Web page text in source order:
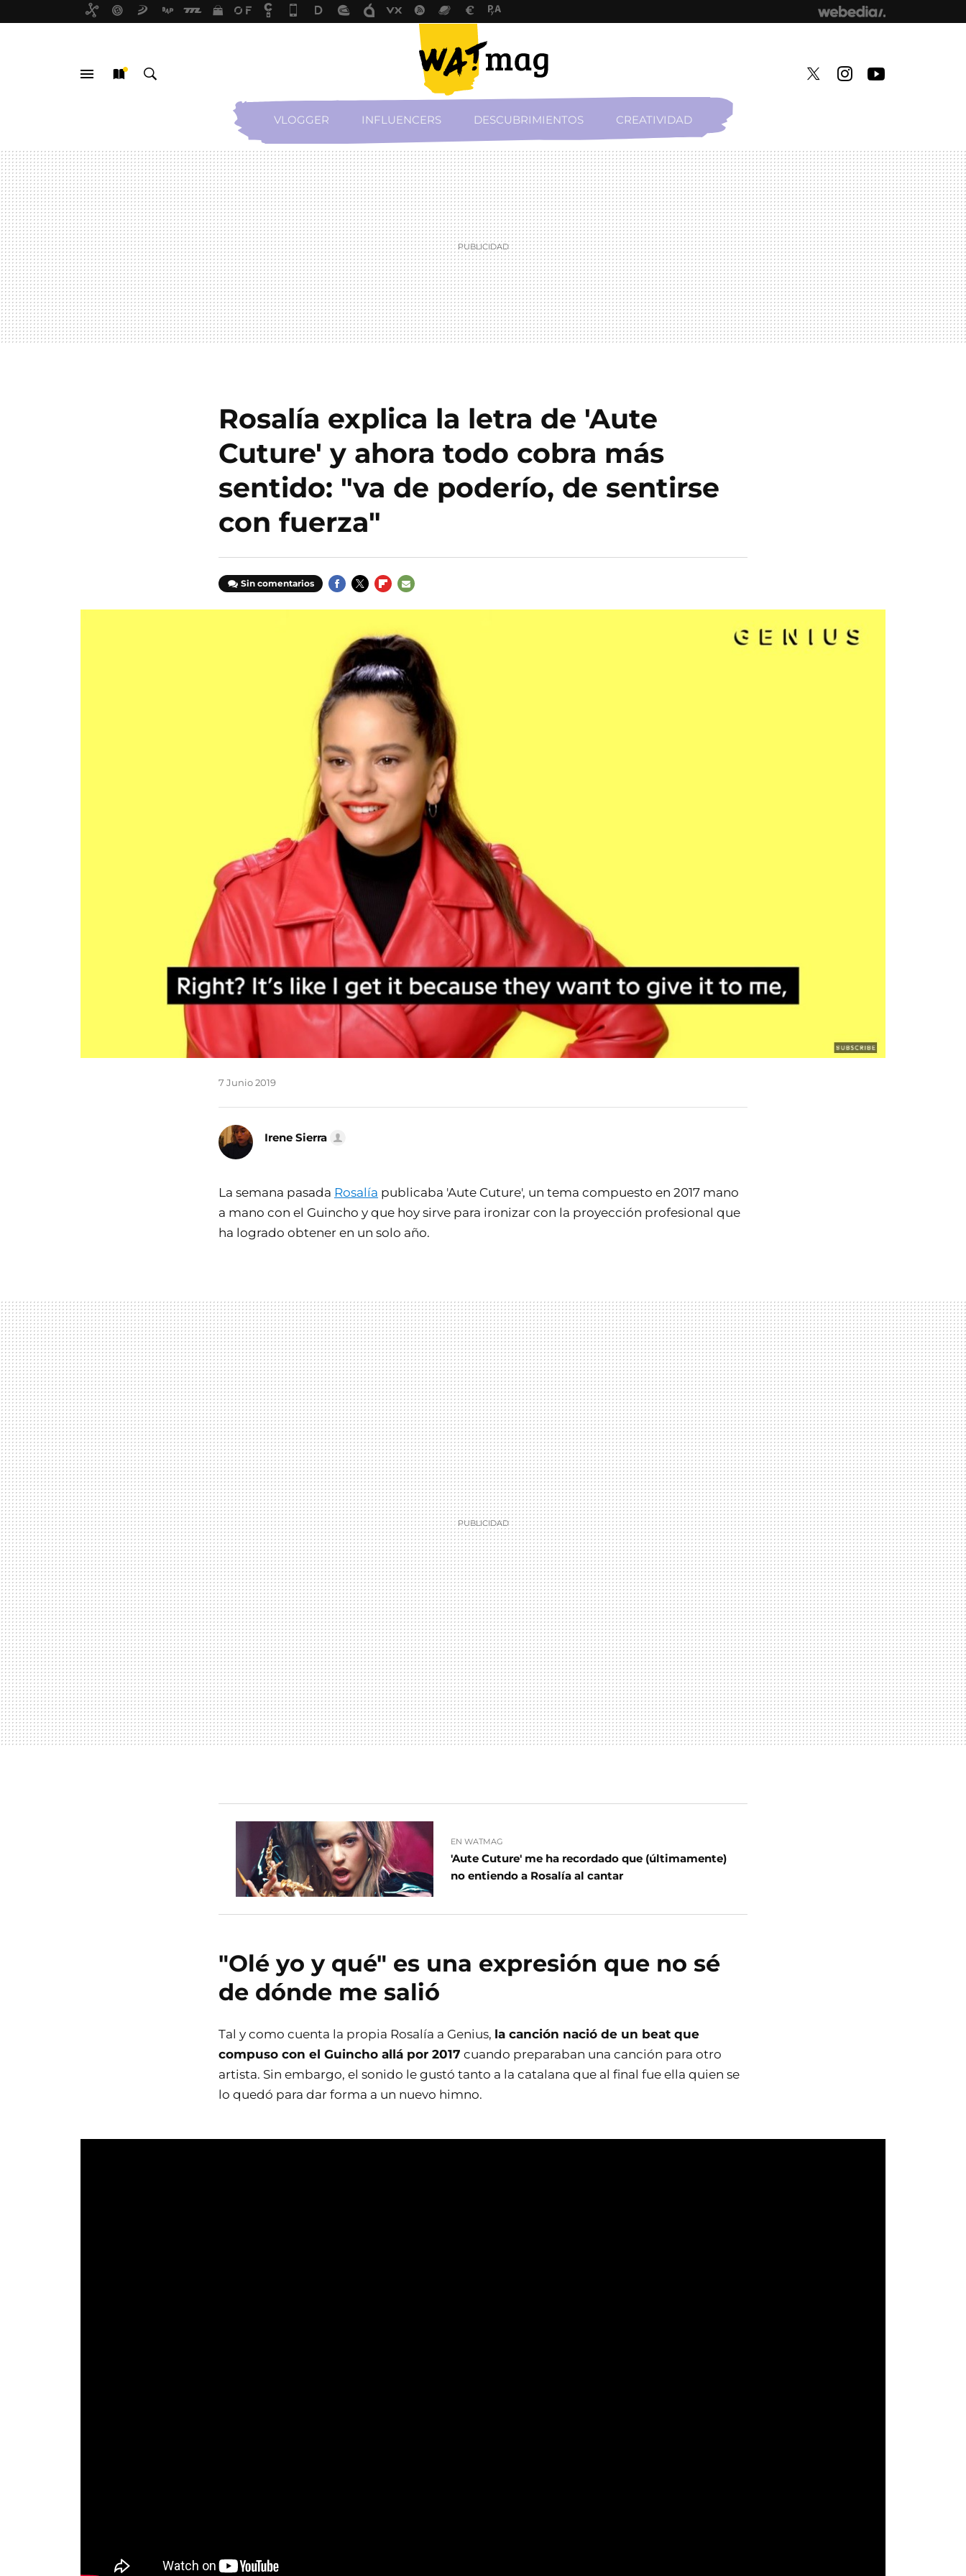
VLOGGER INFLUENCERS DESCUBRIMIENTOS CREATIVIDAD
Rosalía explica la letra de 'Aute
Cuture' y ahora todo cobra más
sentido: "va de poderío, de sentirse
con fuerza"
Sin comentarios
7 Junio 2019
Irene Sierra
La semana pasada Rosalía publicaba 'Aute Cuture', un tema compuesto en 2017 mano
a mano con el Guincho y que hoy sirve para ironizar con la proyección profesional que
ha logrado obtener en un solo año.
EN WATMAG
'Aute Cuture' me ha recordado que (últimamente)
no entiendo a Rosalía al cantar
"Olé yo y qué" es una expresión que no sé
de dónde me salió
Tal y como cuenta la propia Rosalía a Genius, la canción nació de un beat que
compuso con el Guincho allá por 2017 cuando preparaban una canción para otro
artista. Sin embargo, el sonido le gustó tanto a la catalana que al final fue ella quien se
lo quedó para dar forma a un nuevo himno.